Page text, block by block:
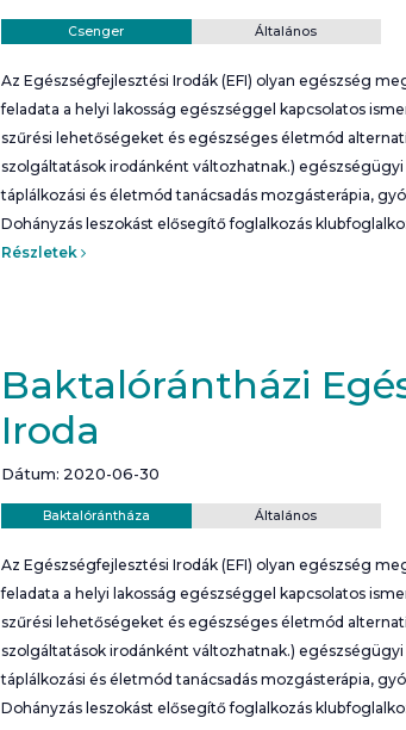
Csenger Általános
Az Egészségfejlesztési Irodák (EFI) olyan egészség
feladata a helyi lakosság egészséggel kapcsolatos
szűrési lehetőségeket és egészséges életmód
szolgáltatások irodánként változhatnak.)
táplálkozási és életmód tanácsadás mozgásterápia,
Dohányzás leszokást elősegítő foglalkozás
Részletek
Baktalórántházi
Iroda
Dátum: 2020-06-30
Helyszín:Baktalórántháza
Kategória: Általános
Az Egészségfejlesztési Irodák (EFI) olyan egészség
feladata a helyi lakosság egészséggel kapcsolatos
szűrési lehetőségeket és egészséges életmód
szolgáltatások irodánként változhatnak.)
táplálkozási és életmód tanácsadás mozgásterápia,
Dohányzás leszokást elősegítő foglalkozás